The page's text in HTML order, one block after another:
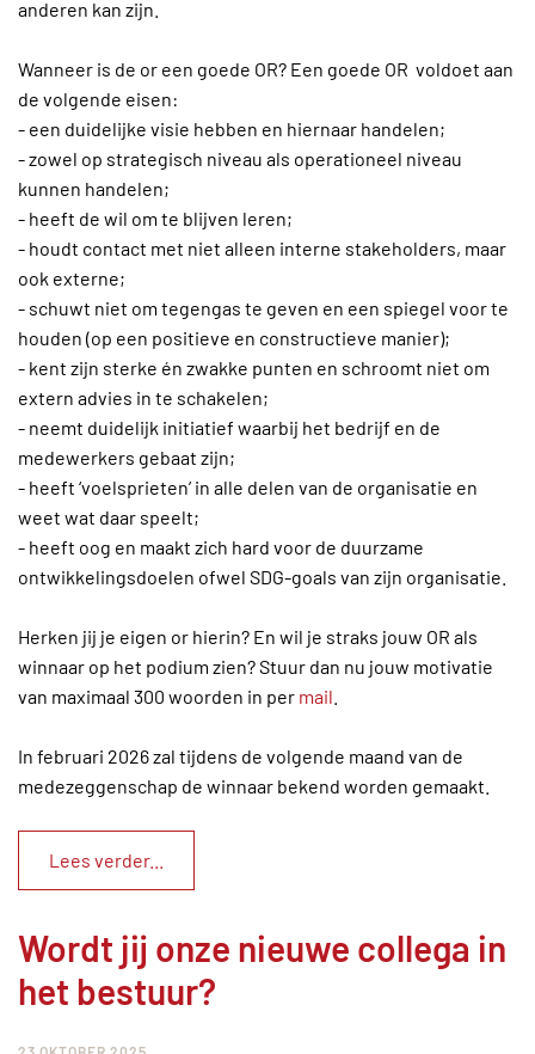
anderen kan zijn.
Wanneer is de or een goede OR? Een goede OR voldoet aan
de volgende eisen:
- een duidelijke visie hebben en hiernaar handelen;
- zowel op strategisch niveau als operationeel niveau
kunnen handelen;
- heeft de wil om te blijven leren;
- houdt contact met niet alleen interne stakeholders, maar
ook externe;
- schuwt niet om tegengas te geven en een spiegel voor te
houden (op een positieve en constructieve manier);
- kent zijn sterke én zwakke punten en schroomt niet om
extern advies in te schakelen;
- neemt duidelijk initiatief waarbij het bedrijf en de
medewerkers gebaat zijn;
- heeft ‘voelsprieten’ in alle delen van de organisatie en
weet wat daar speelt;
- heeft oog en maakt zich hard voor de duurzame
ontwikkelingsdoelen ofwel SDG-goals van zijn organisatie.
Herken jij je eigen or hierin? En wil je straks jouw OR als
winnaar op het podium zien? Stuur dan nu jouw motivatie
van maximaal 300 woorden in per mail
In februari 2026 zal tijdens de volgende maand van de
medezeggenschap de winnaar bekend worden gemaakt.
Lees verder...
Wordt jij onze nieuwe collega in
het bestuur?